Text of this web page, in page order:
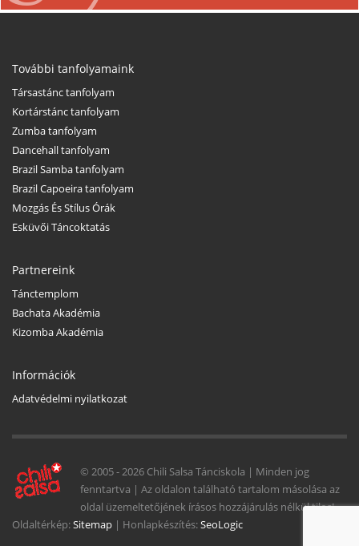
További tanfolyamaink
Társastánc tanfolyam
Kortárstánc tanfolyam
Zumba tanfolyam
Dancehall tanfolyam
Brazil Samba tanfolyam
Brazil Capoeira tanfolyam
Mozgás És Stílus Órák
Esküvői Táncoktatás
Partnereink
Tánctemplom
Bachata Akadémia
Kizomba Akadémia
Információk
Adatvédelmi nyilatkozat
© 2005 - 2026 Chili Salsa Tánciskola | Minden jog
fenntartva | Az oldalon található tartalom másolása az
oldal üzemeltetőjének írásos hozzájárulás nélkül tilos!
Oldaltérkép:Sitemap | Honlapkészítés:SeoLogic